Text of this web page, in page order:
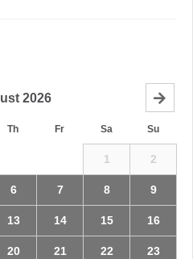
2026
Th Fr Sa Su
1 2
6 7 8 9
13 14 15 16
20 21 22 23